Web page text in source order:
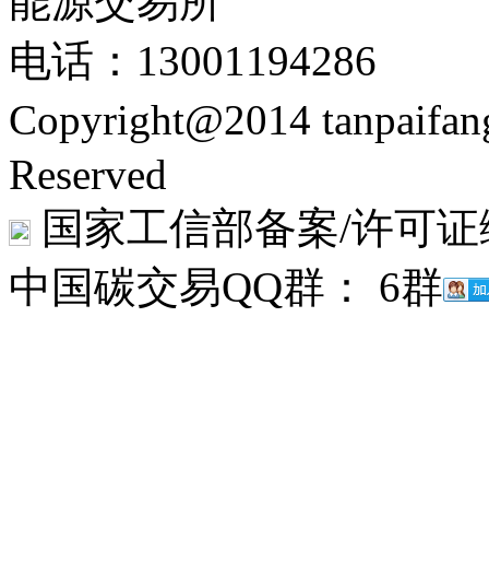
电话：13001194286
Copyright@2014
Reserved
国家工信部备案/许可
中国碳交易QQ群： 6群